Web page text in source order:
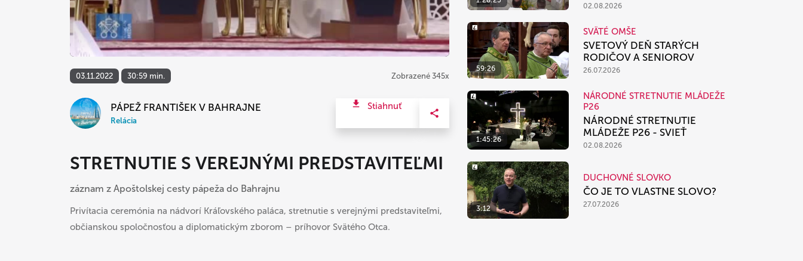
03.11.2022 30:59 min. Zobrazené 345x
PÁPEŽ FRANTIŠEK V BAHRAJNE
Relácia
Stiahnuť
STRETNUTIE S VEREJNÝMI PREDSTAVITEĽMI
záznam z Apoštolskej cesty pápeža do Bahrajnu
Privítacia ceremónia na nádvorí Kráľovského paláca, stretnutie s verejnými predstaviteľmi,
občianskou spoločnosťou a diplomatickým zborom – príhovor Svätého Otca.
02.08.2026
59:26
SVÄTÉ OMŠE
SVETOVÝ DEŇ STARÝCH
RODIČOV A SENIOROV
26.07.2026
1:45:26
NÁRODNÉ STRETNUTIE MLÁDEŽE
P26
NÁRODNÉ STRETNUTIE
MLÁDEŽE P26 - SVIEŤ
02.08.2026
3:12
DUCHOVNÉ SLOVKO
ČO JE TO VLASTNE SLOVO?
27.07.2026